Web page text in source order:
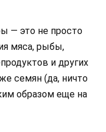
— это не просто
мяса, рыбы,
и других
семян (да, ничто
образом еще на